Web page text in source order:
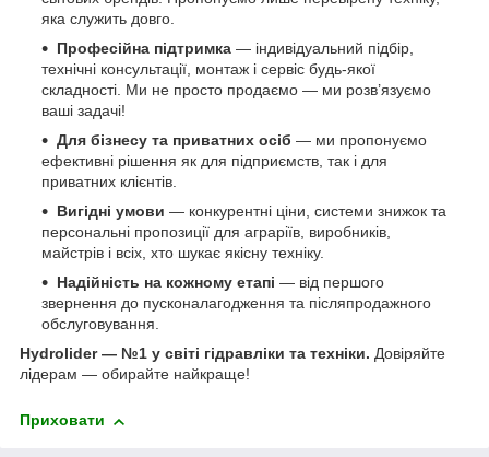
яка служить довго.
Професійна підтримка — індивідуальний підбір,
технічні консультації, монтаж і сервіс будь-якої
складності. Ми не просто продаємо — ми розв’язуємо
ваші задачі!
Для бізнесу та приватних осіб — ми пропонуємо
ефективні рішення як для підприємств, так і для
приватних клієнтів.
Вигідні умови — конкурентні ціни, системи знижок та
персональні пропозиції для аграріїв, виробників,
майстрів і всіх, хто шукає якісну техніку.
Надійність на кожному етапі — від першого
звернення до пусконалагодження та післяпродажного
обслуговування.
Hydrolider — №1 у світі гідравліки та техніки. Довіряйте
лідерам — обирайте найкраще!
Приховати